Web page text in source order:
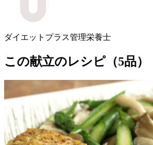
ダイエットプラス管理栄養士
この献立のレシピ（5品）